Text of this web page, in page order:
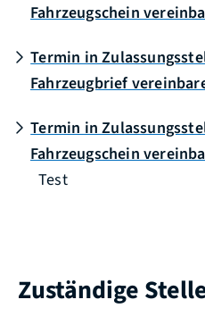
Fahrzeugschein
Termin in
Fahrzeugbrief
Termin in
Fahrzeugschein
Test
Zuständige